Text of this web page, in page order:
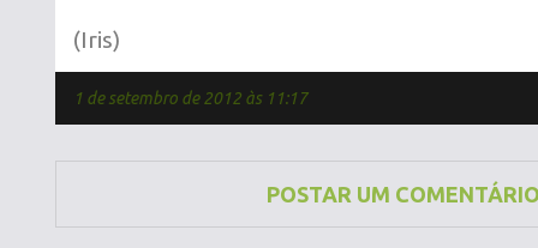
(Iris)
1 de setembro de 2012 às 11:17
POSTAR UM